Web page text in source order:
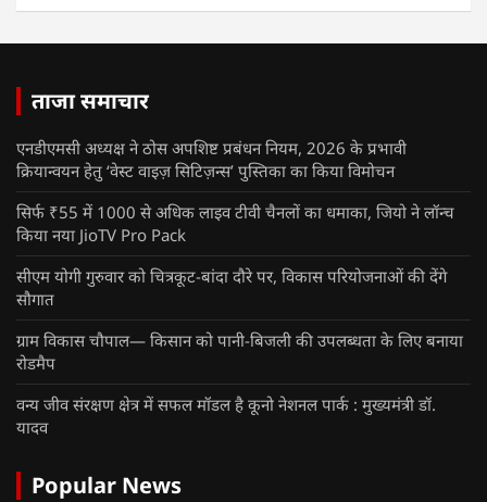
ताजा समाचार
एनडीएमसी अध्यक्ष ने ठोस अपशिष्ट प्रबंधन नियम, 2026 के प्रभावी
क्रियान्वयन हेतु ‘वेस्ट वाइज़ सिटिज़न्स’ पुस्तिका का किया विमोचन
सिर्फ ₹55 में 1000 से अधिक लाइव टीवी चैनलों का धमाका, जियो ने लॉन्च
किया नया JioTV Pro Pack
सीएम योगी गुरुवार को चित्रकूट-बांदा दौरे पर, विकास परियोजनाओं की देंगे
सौगात
ग्राम विकास चौपाल— किसान को पानी-बिजली की उपलब्धता के लिए बनाया
रोडमैप
वन्य जीव संरक्षण क्षेत्र में सफल मॉडल है कूनो नेशनल पार्क : मुख्यमंत्री डॉ.
यादव
Popular News